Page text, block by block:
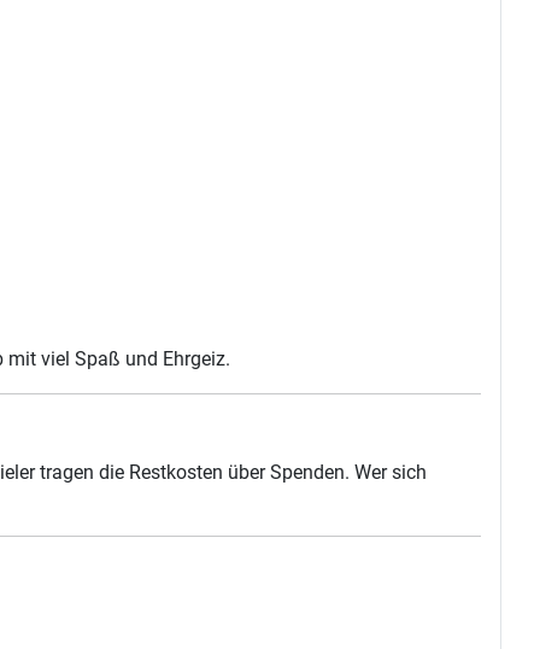
viel Spaß und Ehrgeiz.
tragen die Restkosten über Spenden. Wer sich